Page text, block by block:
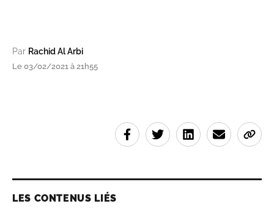
Par Rachid Al Arbi
Le 03/02/2021 à 21h55
LES CONTENUS LIÉS